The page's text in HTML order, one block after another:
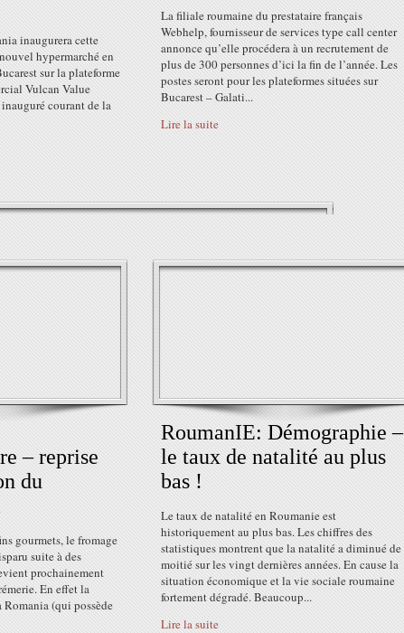
inaugurera cette
hypermarché en
sur la plateforme
Vulcan Value
courant de la
La filiale roumaine du prestataire français
Webhelp, fournisseur de services type call center
annonce qu’elle procédera à un recrutement de
plus de 300 personnes d’ici la fin de l’année. Les
postes seront pour les plateformes situées sur
Bucarest – Galati...
Lire la suite
– reprise
du
gourmets, le fromage
suite à des
prochainement
En effet la
(qui possède
RoumanIE: Démographie –
le taux de natalité au plus
bas !
Le taux de natalité en Roumanie est
historiquement au plus bas. Les chiffres des
statistiques montrent que la natalité a diminué de
moitié sur les vingt dernières années. En cause la
situation économique et la vie sociale roumaine
fortement dégradé. Beaucoup...
Lire la suite